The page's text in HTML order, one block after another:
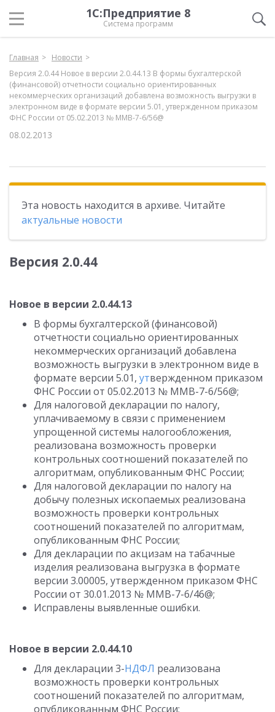
1С:Предприятие 8
Система программ
Главная
Новости
Версия 2.0.44 Новое в версии 2.0.44.13 В формы бухгалтерской
(финансовой) отчетности социально ориентированных
некоммерческих организаций добавлена возможность выгрузки в
электронном виде в формате версии 5.01, утвержденном приказом
ФНС России от 05.02.2013 № ММВ-7-6/56@
08.02.2013
Эта новость находится в архиве. Читайте
актуальные новости
Версия 2.0.44
Новое в версии 2.0.44.13
В формы бухгалтерской (финансовой)
отчетности социально ориентированных
некоммерческих организаций добавлена
возможность выгрузки в электронном виде в
формате версии 5.01, утвержденном приказом
ФНС России от 05.02.2013 № ММВ-7-6/56@;
Для налоговой декларации по налогу,
уплачиваемому в связи с применением
упрощенной системы налогообложения,
реализована возможность проверки
контрольных соотношений показателей по
алгоритмам, опубликованным ФНС России;
Для налоговой декларации по налогу на
добычу полезных ископаемых реализована
возможность проверки контрольных
соотношений показателей по алгоритмам,
опубликованным ФНС России;
Для декларации по акцизам на табачные
изделия реализована выгрузка в формате
версии 3.00005, утвержденном приказом ФНС
России от 30.01.2013 № ММВ-7-6/46@;
Исправлены выявленные ошибки.
Новое в версии 2.0.44.10
Для декларации 3-НДФЛ реализована
возможность проверки контрольных
соотношений показателей по алгоритмам,
опубликованным ФНС России;